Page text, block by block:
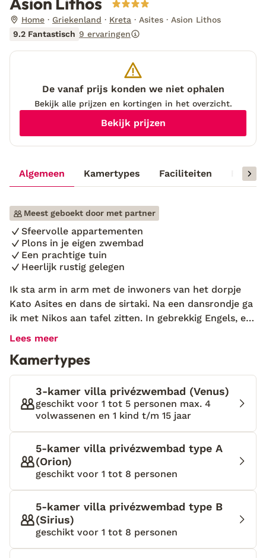
Home Griekenland Kreta Asites
Asion Lithos
9.2 Fantastisch 9 ervaringen
Algemeen Kamertypes Faciliteiten
Meest geboekt door met partner
Sfeervolle appartementen
Plons in je eigen zwembad
Een prachtige tuin
Heerlijk rustig gelegen
Ik sta arm in arm met de inwoners van het dorpje
Kato Asites en dans de sirtaki. Na een dansrondje ga
ik met Nikos aan tafel zitten. In gebrekkig Engels, en
met behulp van handen-en-voeten-werk, vertelt hij
eiland. ‘Asion Lithos: ruimte, rust én traditie’, lacht
hij. Uiteraard laat ik me graag onderdompelen in de
sfeer van dit eiland, dus de volgende ochtend sta ik
bij het krieken van de dag bij hem voor de deur. Het
hele verblijf bestaat uit meerdere villa's, gebouwd
van traditioneel natuursteen en hout dat hier al
eeuwen wordt gebruikt. De villa's zijn ingericht in
een traditionele stijl, met comfort en gezelligheid. En
dan bedenk ik me: ik wil nog veel meer over dit
eiland te weten komen.
Lees meer
Kamertypes
3-kamer villa privézwembad (Venus)
geschikt voor 1 tot 5 personen max. 4
volwassenen en 1 kind t/m 15 jaar
5-kamer villa privézwembad type A
(Orion)
geschikt voor 1 tot 8 personen
5-kamer villa privézwembad type B
(Sirius)
geschikt voor 1 tot 8 personen
De vanaf prijs konden we niet ophalen
Bekijk alle prijzen en kortingen in het overzicht.
Bekijk prijzen